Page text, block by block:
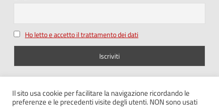
Ho letto e accetto il trattamento dei dati
SEGUICI SU
Il sito usa cookie per facilitare la navigazione ricordando le
preferenze e le precedenti visite degli utenti. NON sono usati